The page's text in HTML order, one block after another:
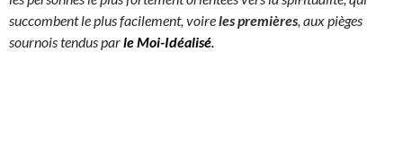
succombent le plus facilement, voireles premières , aux pièges
sournois tendus parle Moi-Idéalisé